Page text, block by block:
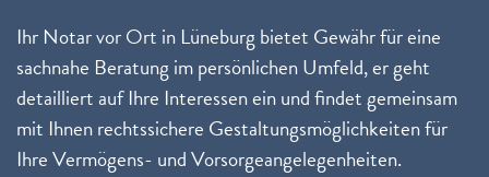
Ihr Notar vor Ort in Lüneburg bietet Gewähr für eine
sachnahe Beratung im persönlichen Umfeld, er geht
detailliert auf Ihre Interessen ein und findet gemeinsam
mit Ihnen rechtssichere Gestaltungsmöglichkeiten für
Ihre Vermögens- und Vorsorgeangelegenheiten.